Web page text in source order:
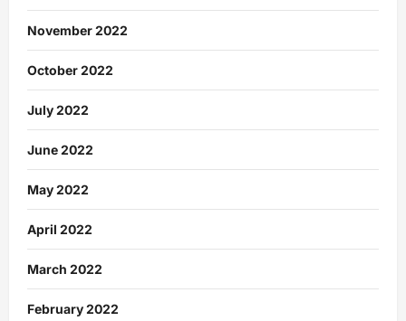
November 2022
October 2022
July 2022
June 2022
May 2022
April 2022
March 2022
February 2022